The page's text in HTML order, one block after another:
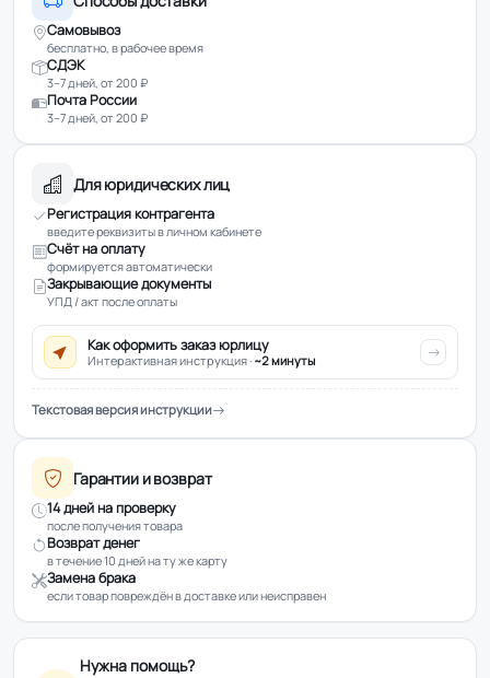
Самовывоз
бесплатно, в рабочее время
СДЭК
3–7 дней, от 200 ₽
Почта России
3–7 дней, от 200 ₽
Для юридических лиц
Регистрация контрагента
введите реквизиты в личном кабинете
Счёт на оплату
формируется автоматически
Закрывающие документы
УПД / акт после оплаты
Как оформить заказ юрлицу
Интерактивная инструкция · ~2 минуты
Текстовая версия инструкции
Гарантии и возврат
14 дней на проверку
после получения товара
Возврат денег
в течение 10 дней на ту же карту
Замена брака
если товар повреждён в доставке или неисправен
Нужна помощь?